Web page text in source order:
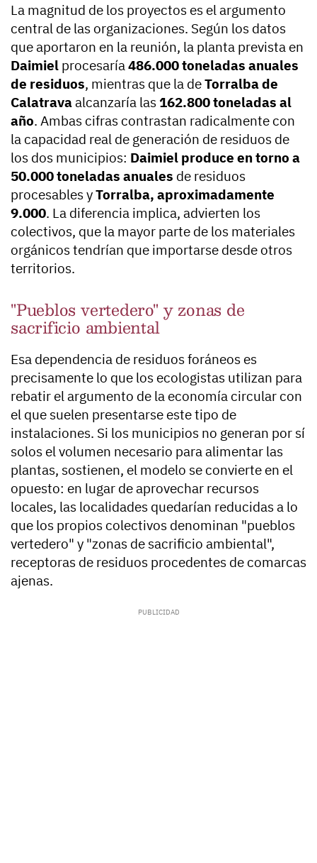
La magnitud de los proyectos es el argumento
central de las organizaciones. Según los datos
que aportaron en la reunión, la planta prevista en
Daimiel procesaría 486.000 toneladas anuales
de residuos, mientras que la deTorralba de
Calatravaalcanzaría las 162.800 toneladas al
año. Ambas cifras contrastan radicalmente con
la capacidad real de generación de residuos de
los dos municipios: Daimiel produce en torno a
50.000 toneladas anuales de residuos
procesables yTorralba, aproximadamente
9.000. La diferencia implica, advierten los
colectivos, que la mayor parte de los materiales
orgánicos tendrían que importarse desde otros
territorios.
"Pueblos vertedero" y zonas de
sacrificio ambiental
Esa dependencia de residuos foráneos es
precisamente lo que los ecologistas utilizan para
rebatir el argumento de la economía circular con
el que suelen presentarse este tipo de
instalaciones. Si los municipios no generan por sí
solos el volumen necesario para alimentar las
plantas, sostienen, el modelo se convierte en el
opuesto: en lugar de aprovechar recursos
locales, las localidades quedarían reducidas a lo
que los propios colectivos denominan "pueblos
vertedero" y "zonas de sacrificio ambiental",
receptoras de residuos procedentes de comarcas
ajenas.